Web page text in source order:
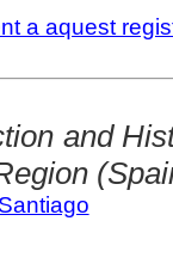
a aquest
and